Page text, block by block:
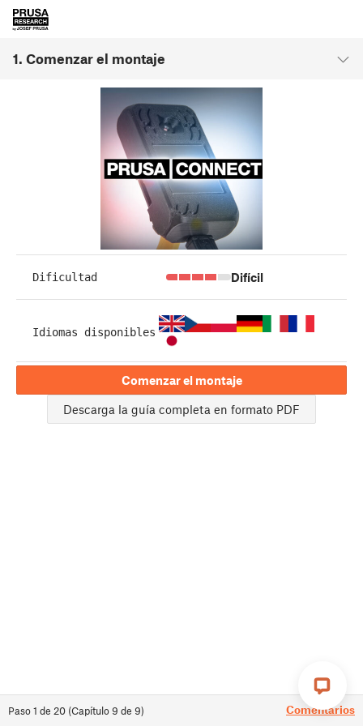
1. Comenzar el montaje
Paso1 de 20 (Capítulo9 de 9) Comentarios
Dificultad Difícil
Idiomas disponibles
Comenzar el montaje
Descarga la guía completa en formato PDF